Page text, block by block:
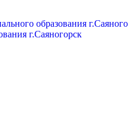
образования
г.Саяногорск